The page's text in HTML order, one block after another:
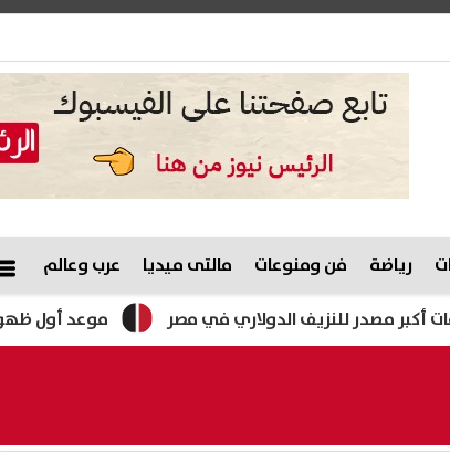
رياضة فن ومنوعات مالتى ميديا عرب وعالم
موعد أول ظهور لمحمد للنزيف الدولاري في مصر